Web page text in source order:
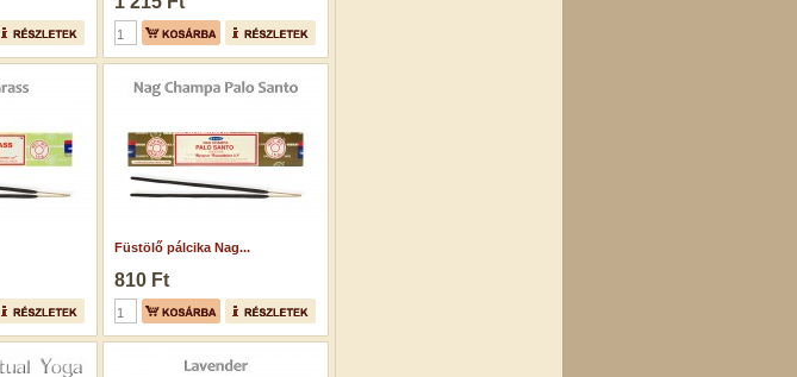
Füstölő pálcika Nag...
810 Ft